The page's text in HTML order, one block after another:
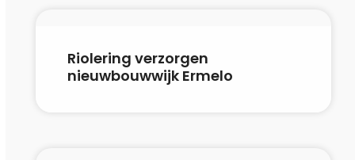
Riolering verzorgen
nieuwbouwwijk Ermelo